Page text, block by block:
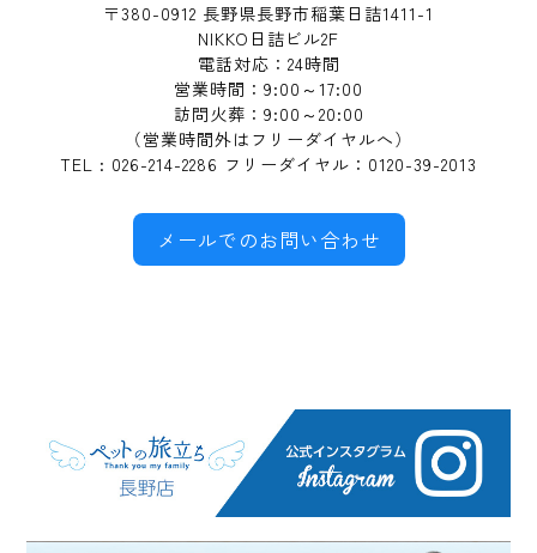
〒380-0912 長野県長野市稲葉日詰1411-1
NIKKO日詰ビル2F
電話対応：24時間
営業時間：9:00～17:00
訪問火葬：9:00～20:00
（営業時間外はフリーダイヤルへ）
TEL : 026-214-2286 フリーダイヤル：0120-39-2013
メールでのお問い合わせ